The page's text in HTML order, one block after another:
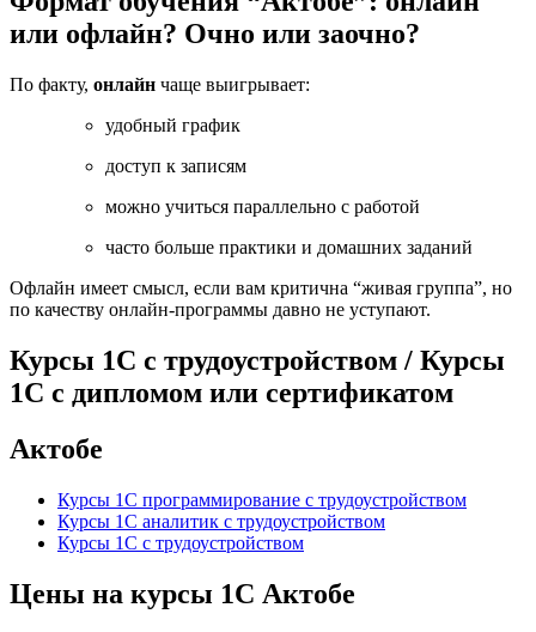
или офлайн? Очно или заочно?
По факту, онлайн чаще выигрывает:
удобный график
доступ к записям
можно учиться параллельно с работой
часто больше практики и домашних заданий
Офлайн имеет смысл, если вам критична “живая группа”, но
по качеству онлайн-программы давно не уступают.
Курсы 1С с трудоустройством / Курсы
1С с дипломом или сертификатом
Актобе
Курсы 1С программирование с трудоустройством
Курсы 1С аналитик с трудоустройством
Курсы 1С с трудоустройством
Цены на курсы 1С Актобе